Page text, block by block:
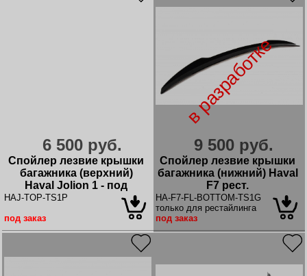
6 500 руб.
Спойлер лезвие крышки
багажника (верхний)
Haval Jolion 1 - под
покраску
HAJ-TOP-TS1P
под заказ
в разработке
9 500 руб.
Спойлер лезвие крышки
багажника (нижний) Haval
F7 рест.
HA-F7-FL-BOTTOM-TS1G
только для рестайлинга
под заказ